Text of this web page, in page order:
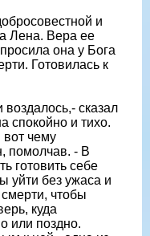
и
Лена. Вера ее
она у Бога
Готовилась к
сказал
спокойно и тихо.
чему
помолчав. - В
готовить себе
уйти без ужаса и
чтобы
куда
или поздно.